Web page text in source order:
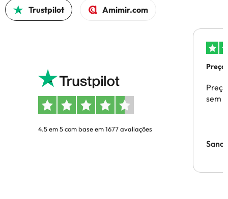
Trustpilot Amimir.com
4.5 em 5 com base em 1677 avaliações
sem